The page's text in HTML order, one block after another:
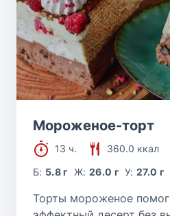
Мороженое-торт
13 ч.
360.0 ккал
Б: 5.8 г Ж: 26.0 г У:27.0 г
Торты мороженое